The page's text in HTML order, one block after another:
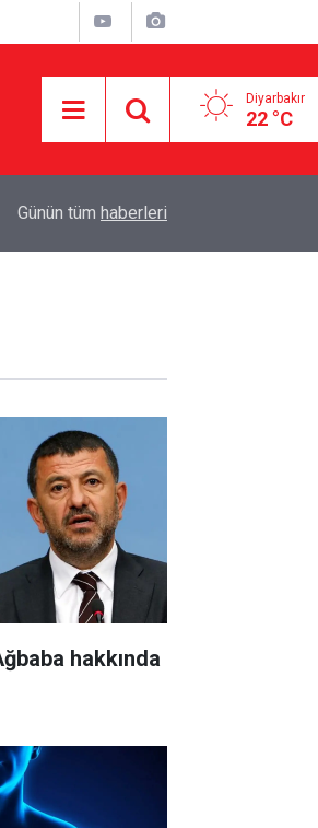
Diyarbakır
22 °C
yolcu aracına bombalı saldırı: Ölü ve
Günün tüm haberleri
hakkında